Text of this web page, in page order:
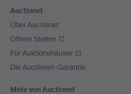
Auctionet
Über Auctionet
Offene Stellen
Für Auktionshäuser
Die Auctionet-Garantie
Mehr von Auctionet